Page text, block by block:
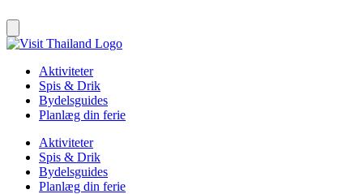
Aktiviteter
Spis & Drik
Bydelsguides
Planlæg din ferie
Aktiviteter
Spis & Drik
Bydelsguides
Planlæg din ferie